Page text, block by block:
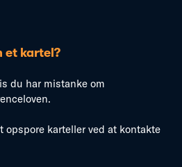
et kartel?
du har mistanke om
karteller ved at kontakte